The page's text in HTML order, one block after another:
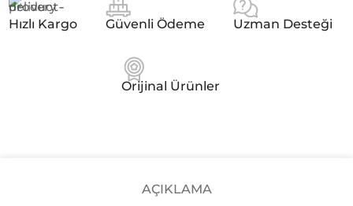
Hızlı Kargo Güvenli Ödeme Uzman Desteği
Orijinal Ürünler
AÇIKLAMA